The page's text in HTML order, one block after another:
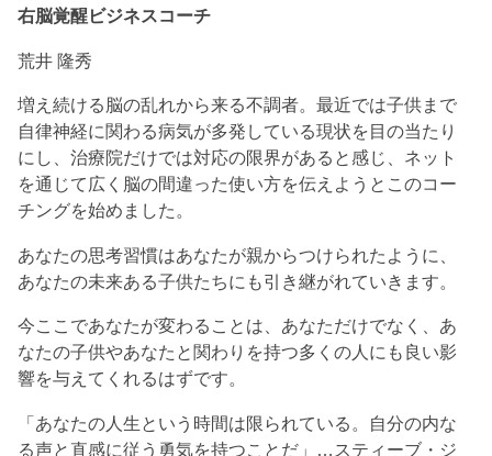
右脳覚醒ビジネスコーチ
荒井 隆秀
増え続ける脳の乱れから来る不調者。最近では子供まで
自律神経に関わる病気が多発している現状を目の当たり
にし、治療院だけでは対応の限界があると感じ、ネット
を通じて広く脳の間違った使い方を伝えようとこのコー
チングを始めました。
あなたの思考習慣はあなたが親からつけられたように、
あなたの未来ある子供たちにも引き継がれていきます。
今ここであなたが変わることは、あなただけでなく、あ
なたの子供やあなたと関わりを持つ多くの人にも良い影
響を与えてくれるはずです。
「あなたの人生という時間は限られている。自分の内な
る声と直感に従う勇気を持つことだ」…スティーブ・ジ